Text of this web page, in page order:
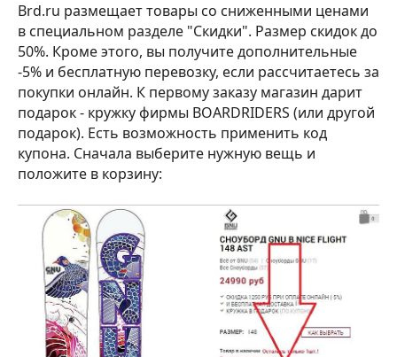
Brd.ru размещает товары со сниженными ценами
в специальном разделе "Скидки". Размер скидок до
50%. Кроме этого, вы получите дополнительные
-5% и бесплатную перевозку, если рассчитаетесь за
покупки онлайн. К первому заказу магазин дарит
подарок - кружку фирмы BOARDRIDERS (или другой
подарок). Есть возможность применить код
купона. Сначала выберите нужную вещь и
положите в корзину: